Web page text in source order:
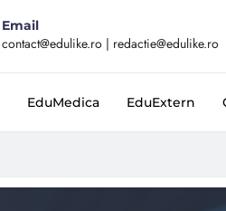
Email
contact@edulike.ro | redactie@edulike.ro
EduMedica EduExtern